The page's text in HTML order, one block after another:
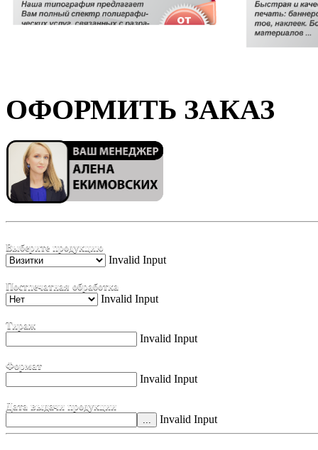
ОФОРМИТЬ ЗАКАЗ
Выберите продукцию
Invalid Input
Постпечатная обработка
Invalid Input
Тираж
Invalid Input
Формат
Invalid Input
Дата выдачи продукции
Invalid Input